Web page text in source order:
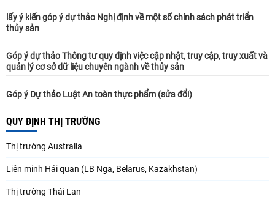
lấy ý kiến góp ý dự thảo Nghị định về một số chính sách phát triển
thủy sản
Góp ý dự thảo Thông tư quy định việc cập nhật, truy cập, truy xuất và
quản lý cơ sở dữ liệu chuyên ngành về thủy sản
Góp ý Dự thảo Luật An toàn thực phẩm (sửa đổi)
QUY ĐỊNH THỊ TRƯỜNG
Thị trường Australia
Liên minh Hải quan (LB Nga, Belarus, Kazakhstan)
Thị trường Thái Lan